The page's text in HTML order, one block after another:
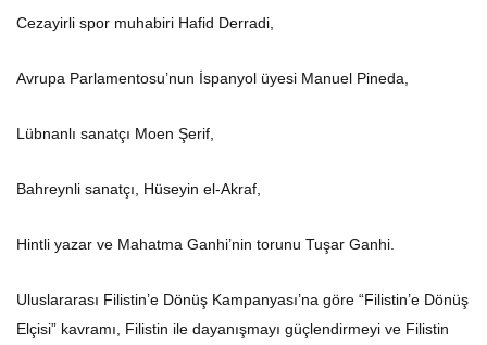
Cezayirli spor muhabiri Hafid Derradi,
Avrupa Parlamentosu’nun İspanyol üyesi Manuel Pineda,
Lübnanlı sanatçı Moen Şerif,
Bahreynli sanatçı, Hüseyin el-Akraf,
Hintli yazar ve Mahatma Ganhi’nin torunu Tuşar Ganhi.
Uluslararası Filistin’e Dönüş Kampanyası’na göre “Filistin’e Dönüş
Elçisi” kavramı, Filistin ile dayanışmayı güçlendirmeyi ve Filistin